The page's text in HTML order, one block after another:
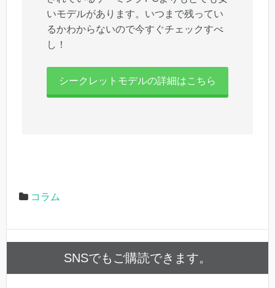
いモデルがあります。いつまで残ってい
るかわからないので今すぐチェックすべ
し！
シークレットモデルの詳細はこちら
コラム
SNSでもご購読できます。